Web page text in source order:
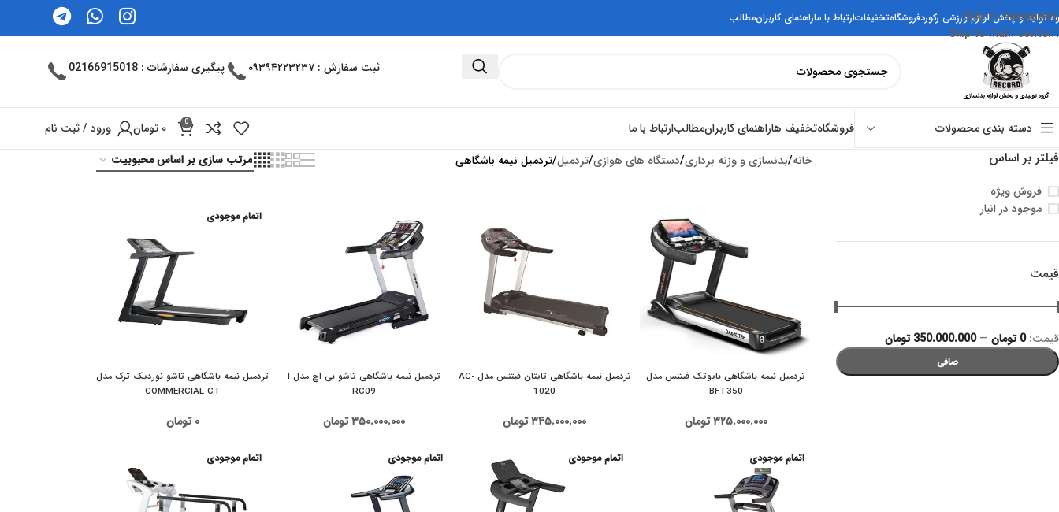
Skip to navigation
Skip to main content
تولید و پخش لوازم ورزشی رکوردفروشگاهتخفیفاتارتباط با ماراهنمای کاربرانمطالب
ثبت سفارش : ۰۹۳۹۴۲۲۳۲۳۷ پیگیری سفارشات : 02166915018
دسته بندی محصولات فروشگاهتخفیف هاراهنمای کاربرانمطالبارتباط با ما 0 ۰ تومان ورود / ثبت نام
فیلتر بر اساس
فروش ویژه
موجود در انبار
قیمت
صافی
قيمت:0 تومان —350.000.000 تومان
خانه بدنسازی و وزنه برداری دستگاه های هوازی تردمیل تردمیل نیمه باشگاهی
تردمیل نیمه باشگاهی بایوتک فیتنس مدل
BFT350
۳۲۵.۰۰۰.۰۰۰تومان
تردمیل نیمه باشگاهی تایتان فیتنس مدل AC-
1020
۳۴۵.۰۰۰.۰۰۰تومان
تردمیل نیمه باشگاهی تاشو بی اچ مدل I
RC09
۳۵۰.۰۰۰.۰۰۰تومان
اتمام موجودی
تردمیل نیمه باشگاهی تاشو نوردیک ترک مدل
COMMERCIAL CT
۰ تومان
اتمام موجودی اتمام موجودی اتمام موجودی اتمام موجودی